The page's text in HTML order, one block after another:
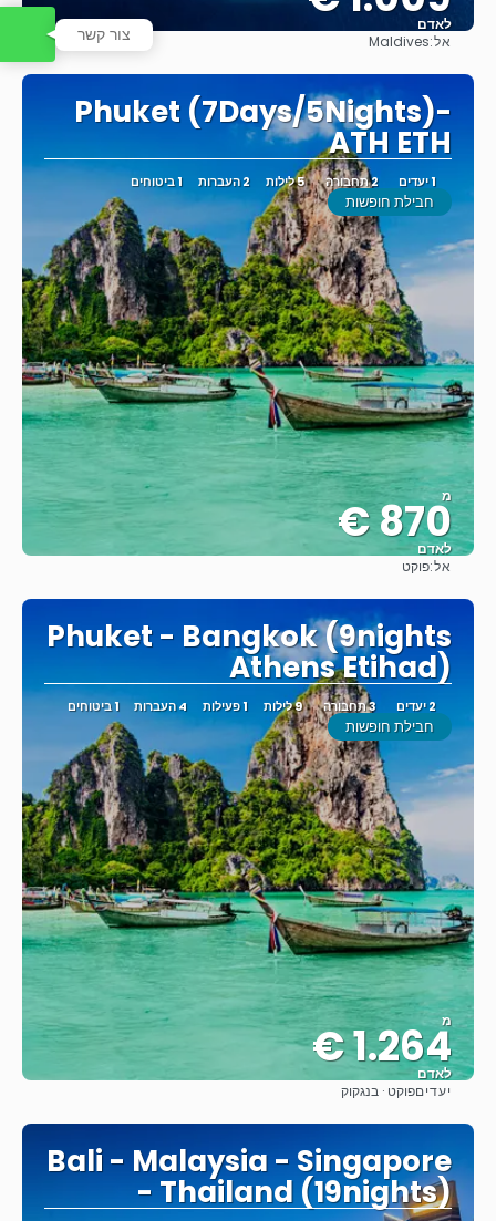
לאדם
אל:Maldives
Phuket (7Days/5Nights)-
ATH ETH
1 יעדים 2 תחבורה 5 לילות 2 העברות 1 ביטוחים
חבילת חופשות
מ
870 €
לאדם
אל:פוקט
Phuket - Bangkok (9nights
Athens Etihad)
2 יעדים 3 תחבורה 9 לילות 1 פעילות 4 העברות 1 ביטוחים
חבילת חופשות
מ
1.264 €
לאדם
יעדיםפוקט · בנגקוק
Bali - Malaysia - Singapore
- Thailand (19nights)
צור קשר